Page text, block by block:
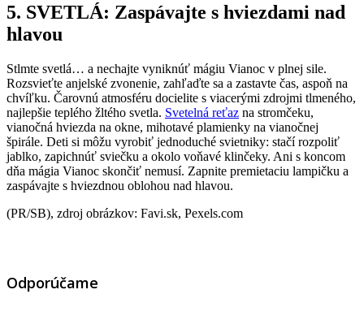
5. SVETLÁ: Zaspávajte s hviezdami nad
hlavou
Stlmte svetlá… a nechajte vyniknúť mágiu Vianoc v plnej sile.
Rozsvieťte anjelské zvonenie, zahľaďte sa a zastavte čas, aspoň na
chvíľku. Čarovnú atmosféru docielite s viacerými zdrojmi tlmeného,
​​najlepšie teplého žltého svetla. Svetelná reťaz na stromčeku,
vianočná hviezda na okne, mihotavé plamienky na vianočnej
špirále. Deti si môžu vyrobiť jednoduché svietniky: stačí rozpoliť
jablko, zapichnúť sviečku a okolo voňavé klinčeky. Ani s koncom
dňa mágia Vianoc skončiť nemusí. Zapnite premietaciu lampičku a
zaspávajte s hviezdnou oblohou nad hlavou.
(PR/SB), zdroj obrázkov: Favi.sk, Pexels.com
Odporúčame